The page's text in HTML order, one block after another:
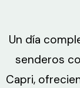
Un día
senderos
Capri,